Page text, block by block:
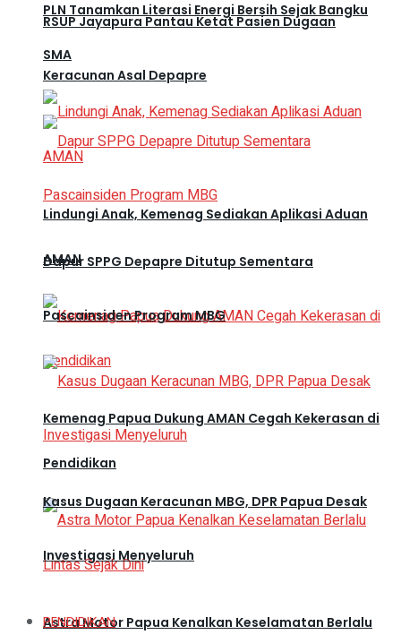
PLN Tanamkan Literasi Energi Bersih Sejak Bangku
SMA
Lindungi Anak, Kemenag Sediakan Aplikasi Aduan
AMAN
Kemenag Papua Dukung AMAN Cegah Kekerasan di
Pendidikan
Astra Motor Papua Kenalkan Keselamatan Berlalu
RSUP Jayapura Pantau Ketat Pasien Dugaan
Keracunan Asal Depapre
Dapur SPPG Depapre Ditutup Sementara
Pascainsiden Program MBG
Kasus Dugaan Keracunan MBG, DPR Papua Desak
Investigasi Menyeluruh
PENDIDIKAN